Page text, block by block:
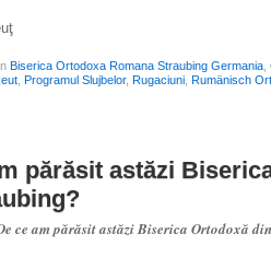
Biserica Ortodoxa Romana Straubing Germania,
, Programul Slujbelor, Rugaciuni, Rumänisch
părăsit astăzi
ce am părăsit astăzi Biserica Ortodoxă